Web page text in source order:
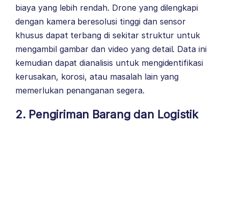
biaya yang lebih rendah. Drone yang dilengkapi
dengan kamera beresolusi tinggi dan sensor
khusus dapat terbang di sekitar struktur untuk
mengambil gambar dan video yang detail. Data ini
kemudian dapat dianalisis untuk mengidentifikasi
kerusakan, korosi, atau masalah lain yang
memerlukan penanganan segera.
2. Pengiriman Barang dan Logistik